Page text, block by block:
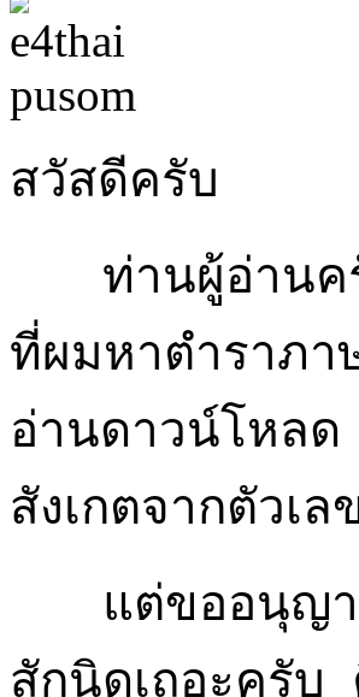
สวัสดีครับ
ท่านผู้อ่านค
ที่ผมหาตำราภา
อ่านดาวน์โหล
สังเกตจากตัวเ
แต่ขออนุญาต
สักนิดเถอะครับ